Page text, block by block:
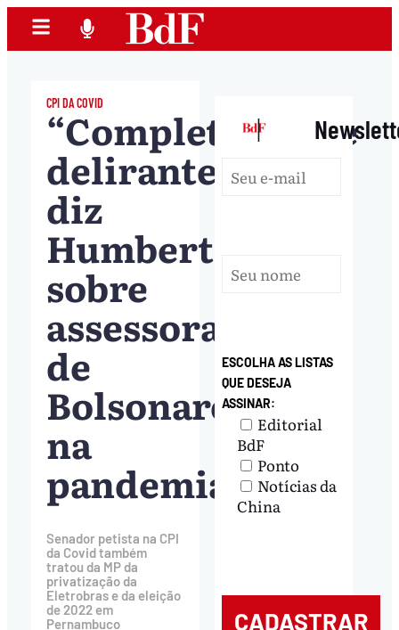
CPI DA COVID
“Completamente
delirante”,
diz
Humberto
sobre
assessoramento
de
Bolsonaro
na
pandemia
Senador petista na CPI
da Covid também
tratou da MP da
privatização da
Eletrobras e da eleição
de 2022 em
Pernambuco
|
ESCOLHA AS LISTAS
QUE DESEJA
ASSINAR:
Editorial
BdF
Ponto
Notícias da
China